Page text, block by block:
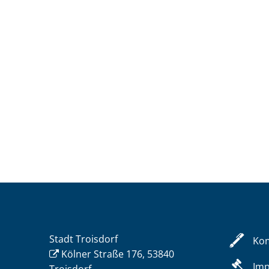
Stadt Troisdorf
Kölner Straße 176, 53840